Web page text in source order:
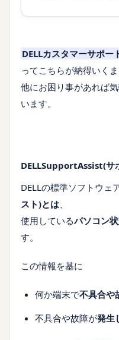
DELLカスタマーサポー
ってこちらが納得いく
他にお困り事があれば
います。
DELLSupportAssist(サ
DELLの標準ソフトウェ
スト)とは、
使用しているパソコン
す。
この情報を基に
何か端末で不具合や
不具合や故障が発生